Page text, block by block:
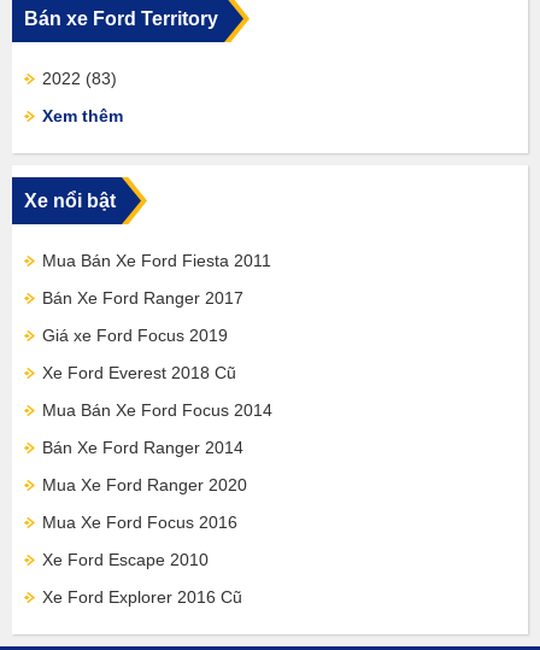
Bán xe Ford Territory
2022 (83)
Xem thêm
Xe nổi bật
Mua Bán Xe Ford Fiesta 2011
Bán Xe Ford Ranger 2017
Giá xe Ford Focus 2019
Xe Ford Everest 2018 Cũ
Mua Bán Xe Ford Focus 2014
Bán Xe Ford Ranger 2014
Mua Xe Ford Ranger 2020
Mua Xe Ford Focus 2016
Xe Ford Escape 2010
Xe Ford Explorer 2016 Cũ